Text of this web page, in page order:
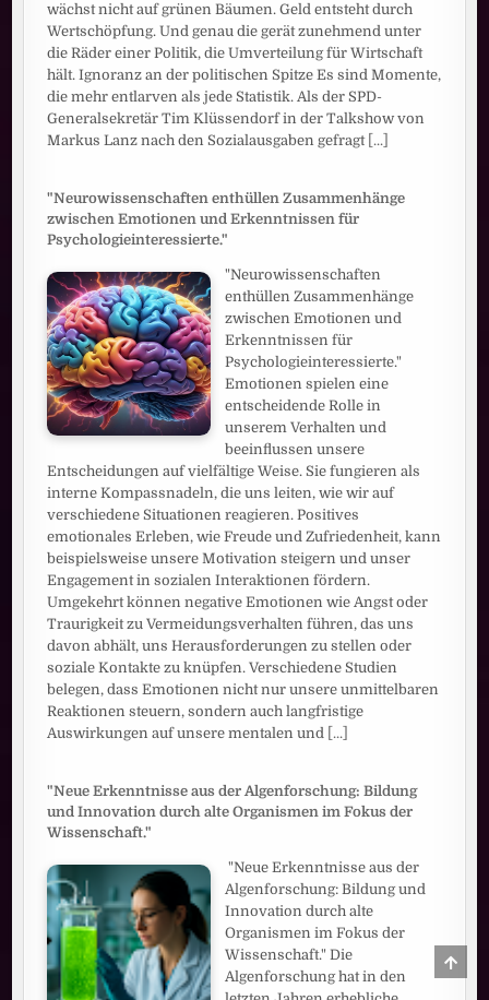
wächst nicht auf grünen Bäumen. Geld entsteht durch
Wertschöpfung. Und genau die gerät zunehmend unter
die Räder einer Politik, die Umverteilung für Wirtschaft
hält. Ignoranz an der politischen Spitze Es sind Momente,
die mehr entlarven als jede Statistik. Als der SPD-
Generalsekretär Tim Klüssendorf in der Talkshow von
Markus Lanz nach den Sozialausgaben gefragt [...]
"Neurowissenschaften enthüllen Zusammenhänge
zwischen Emotionen und Erkenntnissen für
Psychologieinteressierte."
"Neurowissenschaften
enthüllen Zusammenhänge
zwischen Emotionen und
Erkenntnissen für
Psychologieinteressierte."
Emotionen spielen eine
entscheidende Rolle in
unserem Verhalten und
beeinflussen unsere
Entscheidungen auf vielfältige Weise. Sie fungieren als
interne Kompassnadeln, die uns leiten, wie wir auf
verschiedene Situationen reagieren. Positives
emotionales Erleben, wie Freude und Zufriedenheit, kann
beispielsweise unsere Motivation steigern und unser
Engagement in sozialen Interaktionen fördern.
Umgekehrt können negative Emotionen wie Angst oder
Traurigkeit zu Vermeidungsverhalten führen, das uns
davon abhält, uns Herausforderungen zu stellen oder
soziale Kontakte zu knüpfen. Verschiedene Studien
belegen, dass Emotionen nicht nur unsere unmittelbaren
Reaktionen steuern, sondern auch langfristige
Auswirkungen auf unsere mentalen und [...]
"Neue Erkenntnisse aus der Algenforschung: Bildung
und Innovation durch alte Organismen im Fokus der
Wissenschaft."
"Neue Erkenntnisse aus der
Algenforschung: Bildung und
Innovation durch alte
Organismen im Fokus der
Wissenschaft." Die
Algenforschung hat in den
TO